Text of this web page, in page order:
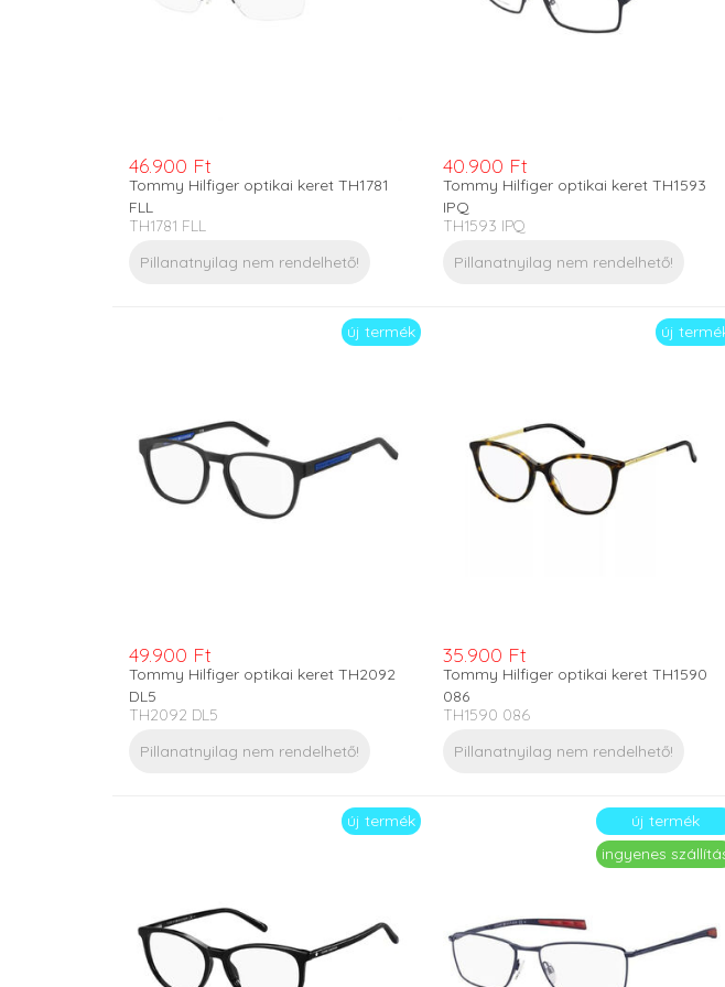
46.900 Ft
Tommy Hilfiger optikai keret TH1781
FLL
TH1781 FLL
Pillanatnyilag nem rendelhető!
40.900 Ft
Tommy Hilfiger optikai keret TH1593
IPQ
TH1593 IPQ
Pillanatnyilag nem rendelhető!
új termék
49.900 Ft
Tommy Hilfiger optikai keret TH2092
DL5
TH2092 DL5
Pillanatnyilag nem rendelhető!
új
35.900 Ft
Tommy Hilfiger optikai keret TH1590
086
TH1590 086
Pillanatnyilag nem rendelhető!
új termék
új termék
ingyenes